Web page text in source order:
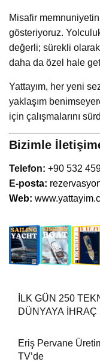
Misafir
gösteriyoruz.
değerli; sürekli
daha da özel hale
Yattayım, her yeni
yaklaşım
için çalışmalarını
Bizimle
Telefon: +90 532
E-posta:
Web:
İLK GÜN 250
DÜNYAYA İHRAÇ
Eriş Pervane
TV’de